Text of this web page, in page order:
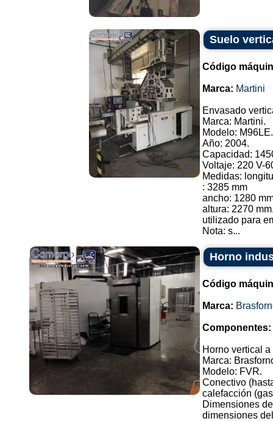
Suelo
Código
Marca: Martini
Envasado
Marca: Martini.
Modelo: M96LE.
Año: 2004.
Capacidad:
Voltaje: 220 V-
Medidas:
: 3285 mm
ancho: 1280
altura: 2270
utilizado para
Nota: s...
Horno
Código
Marca:
Componentes:
Horno vertical
Marca:
Modelo: FVR.
Conectivo
calefacción
Dimensiones
dimensiones